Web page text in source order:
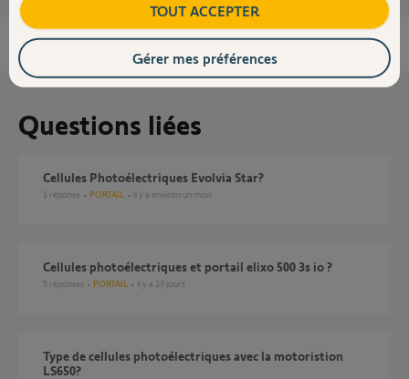
Questions liées
Cellules Photoélectriques Evolvia Star?
1 réponse PORTAIL il y a environ un mois
Cellules photoélectriques et portail elixo 500 3s io ?
5 réponses PORTAIL il y a 23 jours
type de cellules photoélectriques avec la motoristion
LS650?
TOUT ACCEPTER
Gérer mes préférences